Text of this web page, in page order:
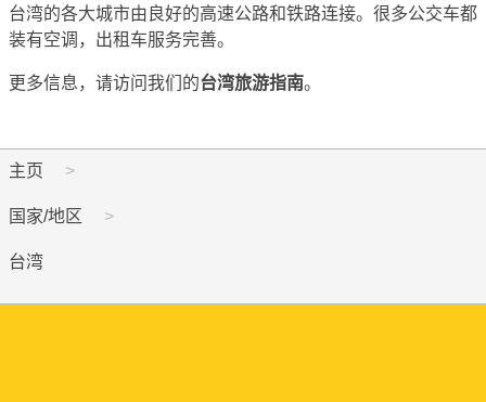
台湾的各大城市由良好的高速公路和铁路连接。很多公交车都
装有空调，出租车服务完善。
更多信息，请访问我们的台湾旅游指南。
主页
国家/地区
台湾